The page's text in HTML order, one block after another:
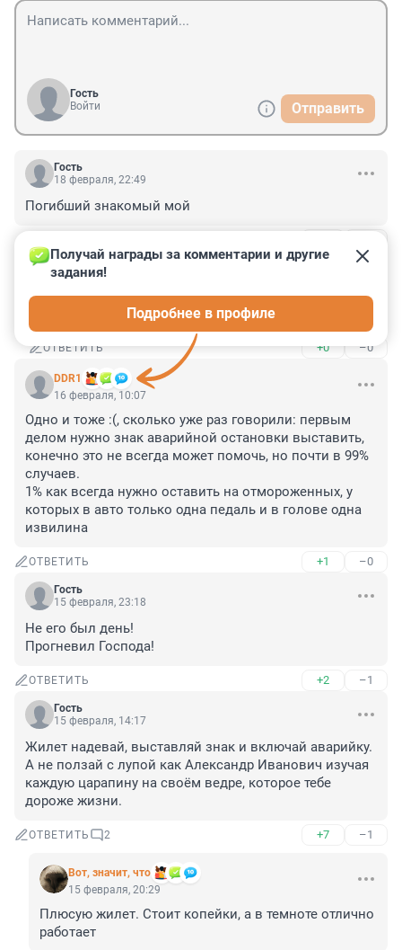
Гость
Войти
Отправить
Гость
18 февраля, 22:49
Погибший знакомый мой
Гость
ОТВЕТИТЬ +0 –0
DDR1
Получай награды за комментарии и другие
задания!
Подробнее в профиле
16 февраля, 10:07
Одно и тоже :(, сколько уже раз говорили: первым
делом нужно знак аварийной остановки выставить,
конечно это не всегда может помочь, но почти в 99%
случаев.
1% как всегда нужно оставить на отмороженных, у
которых в авто только одна педаль и в голове одна
извилина
ОТВЕТИТЬ +1 –0
Гость
15 февраля, 23:18
Не его был день!
Прогневил Господа!
ОТВЕТИТЬ +2 –1
Гость
15 февраля, 14:17
Жилет надевай, выставляй знак и включай аварийку.
А не ползай с лупой как Александр Иванович изучая
каждую царапину на своём ведре, которое тебе
дороже жизни.
ОТВЕТИТЬ 2 +7 –1
Вот, значит, что
15 февраля, 20:29
Плюсую жилет. Стоит копейки, а в темноте отлично
работает